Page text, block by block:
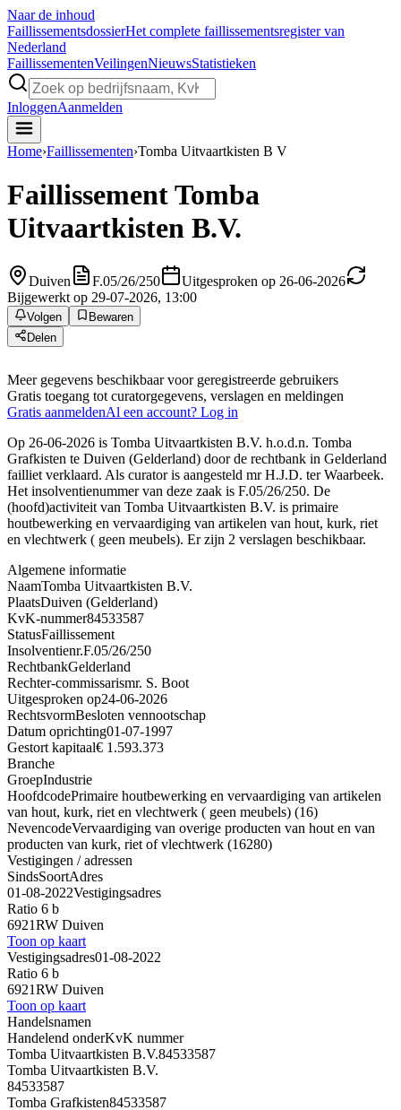
Naar de inhoud
FaillissementsdossierHet complete faillissementsregister van
Nederland
FaillissementenVeilingenNieuwsStatistieken
InloggenAanmelden
Home›Faillissementen›Tomba Uitvaartkisten B V
FaillissementTomba
Uitvaartkisten B.V.
Duiven F.05/26/250
Uitgesproken op 26-06-2026
Bijgewerkt op 29-07-2026, 13:00
Volgen
Bewaren
Delen
Meer gegevens beschikbaar voor geregistreerde gebruikers
Gratis toegang tot curatorgegevens, verslagen en meldingen
Gratis aanmeldenAl een account? Log in
Op 26-06-2026 is Tomba Uitvaartkisten B.V. h.o.d.n. Tomba
Grafkisten te Duiven (Gelderland) door de rechtbank in Gelderland
failliet verklaard. Als curator is aangesteld mr H.J.D. ter Waarbeek.
Het insolventienummer van deze zaak is F.05/26/250. De
(hoofd)activiteit van Tomba Uitvaartkisten B.V. is primaire
houtbewerking en vervaardiging van artikelen van hout, kurk, riet
en vlechtwerk ( geen meubels). Er zijn 2 verslagen beschikbaar.
Algemene informatie
NaamTomba Uitvaartkisten B.V.
PlaatsDuiven (Gelderland)
KvK-nummer84533587
StatusFaillissement
Insolventienr.F.05/26/250
RechtbankGelderland
Rechter-commissarismr. S. Boot
Uitgesproken op24-06-2026
RechtsvormBesloten vennootschap
Datum oprichting01-07-1997
Gestort kapitaal€ 1.593.373
Branche
GroepIndustrie
HoofdcodePrimaire houtbewerking en vervaardiging van artikelen
van hout, kurk, riet en vlechtwerk ( geen meubels) (16)
NevencodeVervaardiging van overige producten van hout en van
producten van kurk, riet of vlechtwerk (16280)
Vestigingen / adressen
SindsSoortAdres
01-08-2022Vestigingsadres
Ratio 6 b
6921RW Duiven
Toon op kaart
Vestigingsadres01-08-2022
Ratio 6 b
6921RW Duiven
Toon op kaart
Handelsnamen
Handelend onderKvK nummer
Tomba Uitvaartkisten B.V.84533587
Tomba Uitvaartkisten B.V.
84533587
Tomba Grafkisten84533587